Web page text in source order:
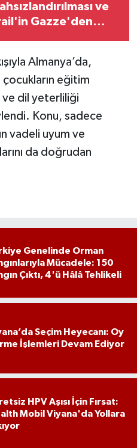
ve
Gazze'den
Almanya’da,
eğitim
dil yeterliliği
Konu, sadece
vadeli uyum ve
da doğrudan
Genelinde Orman
Mücadele: 150
Çıktı, 4'ü Hâlâ Tehlikeli
Seçim Heyecanı: Oy
İşlemleri Devam Ediyor
HPV Aşısı İçin Fırsat:
Mobil Viyana'da Yollara